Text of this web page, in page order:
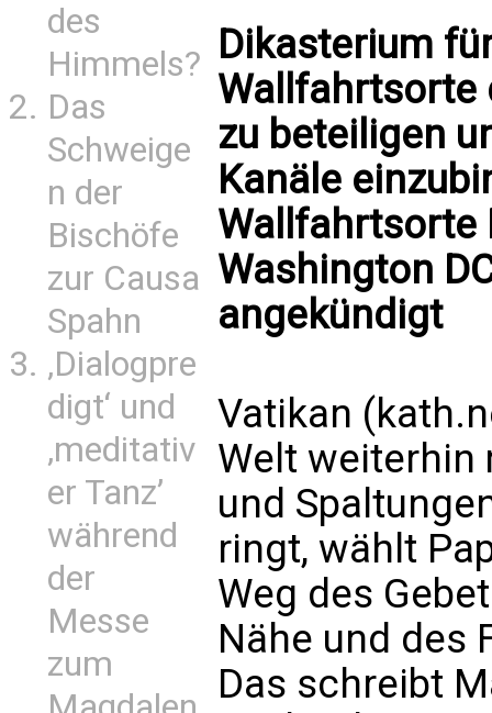
des
Himmels?
Das
Schweige
n der
Bischöfe
zur Causa
Spahn
‚Dialogpre
digt‘ und
‚meditativ
er Tanz’
während
der
Messe
zum
Dikasterium
Wallfahrtsorte
zu beteiligen
Kanäle
Wallfahrtsorte
Washington
angekündigt
Vatikan
Welt weiterhin
und
ringt, wählt
Weg des
Nähe und des
Das schreibt